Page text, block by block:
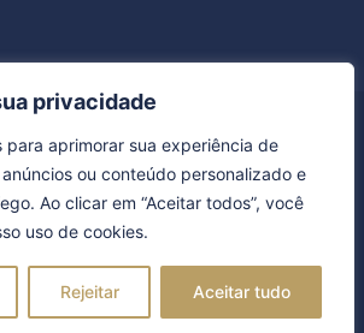
privacidade
para aprimorar sua experiência de
ou conteúdo personalizado e
Ao clicar em “Aceitar todos”, você
uso de cookies.
Rejeitar Aceitar tudo
Sincor MS | Todos os direitos
reservados.
por Guerra Comunicação
Política de Privacidade